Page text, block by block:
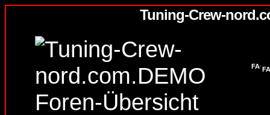
Tuning-Crew-